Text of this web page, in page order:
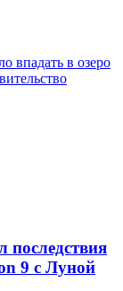
впадать в озеро
последствия
9 с Луной